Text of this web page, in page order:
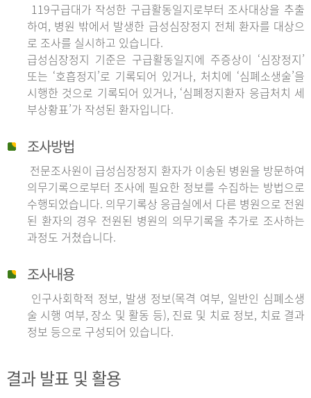
119구급대가 작성한 구급활동일지로부터 조사대상을 추출
하여, 병원 밖에서 발생한 급성심장정지 전체 환자를 대상으
로 조사를 실시하고 있습니다.
급성심장정지 기준은 구급활동일지에 주증상이 ‘심장정지’
또는 ‘호흡정지’로 기록되어 있거나, 처치에 ‘심폐소생술’을
시행한 것으로 기록되어 있거나, ‘심폐정지환자 응급처치 세
부상황표’가 작성된 환자입니다.
조사방법
전문조사원이 급성심장정지 환자가 이송된 병원을 방문하여
의무기록으로부터 조사에 필요한 정보를 수집하는 방법으로
수행되었습니다. 의무기록상 응급실에서 다른 병원으로 전원
된 환자의 경우 전원된 병원의 의무기록을 추가로 조사하는
과정도 거쳤습니다.
조사내용
인구사회학적 정보, 발생 정보(목격 여부, 일반인 심폐소생
술 시행 여부, 장소 및 활동 등), 진료 및 치료 정보, 치료 결과
정보 등으로 구성되어 있습니다.
결과 발표 및 활용